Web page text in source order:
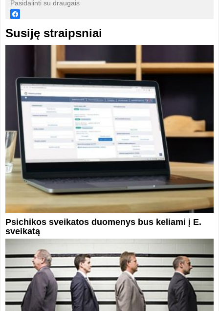
Pasidalinti su draugais
Susiję straipsniai
Psichikos sveikatos duomenys bus keliami į E.
sveikatą